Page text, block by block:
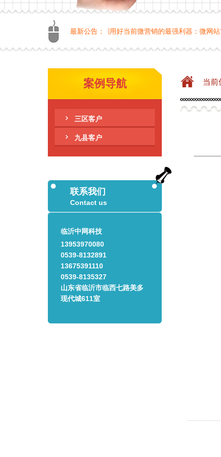
最新公告：
企业生意要如何做？如何利用好当前微营销的最强利器：微网站?
案例导航
三区客户
九县客户
联系我们
Contact us
临沂中网科技
13953970080
0539-8132891
13675391110
0539-8135327
山东省临沂市临西七路美多
现代城611室
当前